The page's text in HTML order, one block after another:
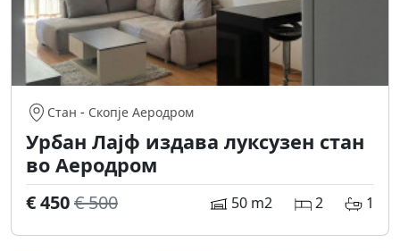
Стан - Скопје Аеродром
Урбан Лајф издава луксузен стан
во Аеродром
€ 450€ 500 50 m2 2 1